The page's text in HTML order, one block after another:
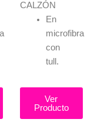
CALZÓN
En
microfibra
con
tull.
Ver
Producto